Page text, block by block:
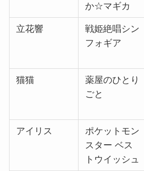
か☆マギカ
立花響
戦姫絶唱シン
フォギア
猫猫
薬屋のひとり
ごと
アイリス
ポケットモン
スター ベス
トウイッシュ